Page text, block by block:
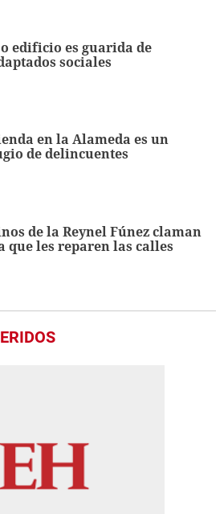
edificio es guarida de
sociales
en la Alameda es un
de delincuentes
de la Reynel Fúnez claman
que les reparen las calles